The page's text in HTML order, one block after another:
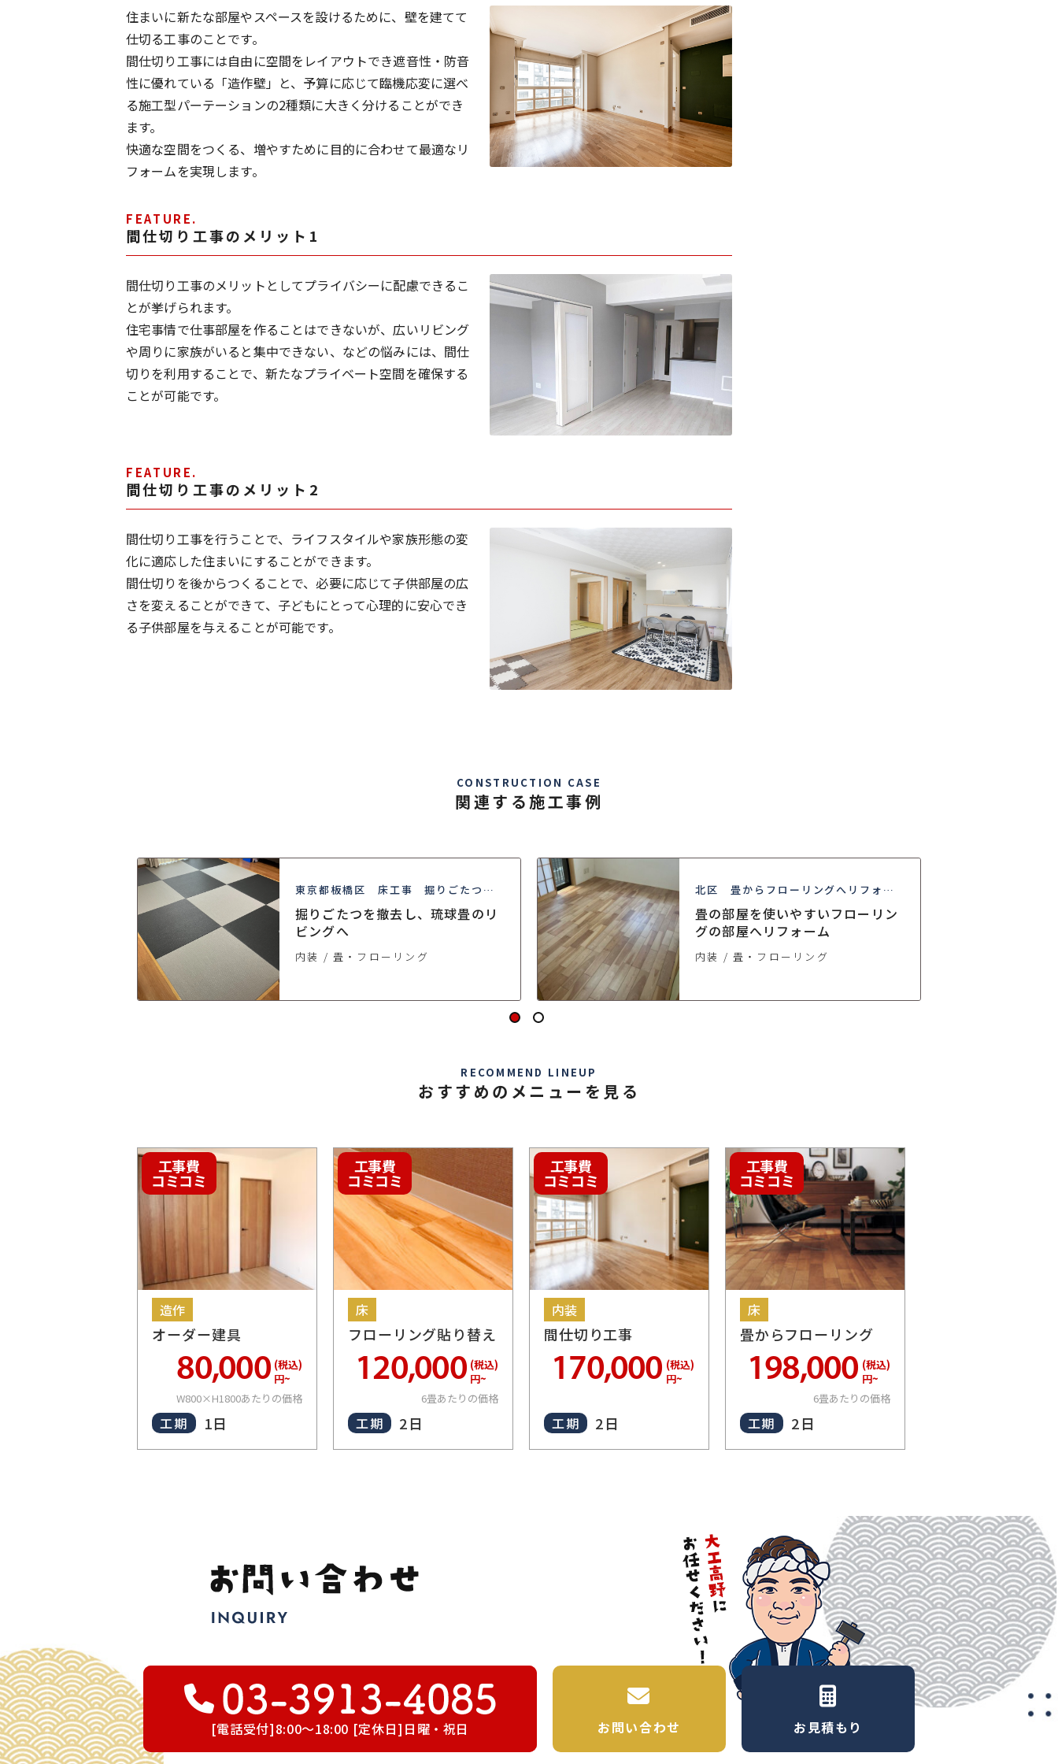
住まいに新たな部屋やスペースを設けるために、壁を建てて
仕切る工事のことです。
間仕切り工事には自由に空間をレイアウトでき遮音性・防音
性に優れている「造作壁」と、予算に応じて臨機応変に選べ
る施工型パーテーションの2種類に大きく分けることができ
ます。
快適な空間をつくる、増やすために目的に合わせて最適なリ
フォームを実現します。
FEATURE.
間仕切り工事のメリット1
間仕切り工事のメリットとしてプライバシーに配慮できるこ
とが挙げられます。
住宅事情で仕事部屋を作ることはできないが、広いリビング
や周りに家族がいると集中できない、などの悩みには、間仕
切りを利用することで、新たなプライベート空間を確保する
ことが可能です。
FEATURE.
間仕切り工事のメリット2
間仕切り工事を行うことで、ライフスタイルや家族形態の変
化に適応した住まいにすることができます。
間仕切りを後からつくることで、必要に応じて子供部屋の広
さを変えることができて、子どもにとって心理的に安心でき
る子供部屋を与えることが可能です。
CONSTRUCTION CASE
関連する施工事例
東京都板橋区 床工事 掘りごたつ撤
去 琉球畳
掘りごたつを撤去し、琉球畳のリ
ビングへ
内装 畳・フローリング
北区 畳からフローリングへリフォー
畳の部屋を使いやすいフローリン
グの部屋へリフォーム
内装 畳・フローリング
RECOMMEND LINEUP
おすすめのメニューを見る
工事費
コミコミ
造作
オーダー建具
80,000 (税込)
円~
W800×H1800あたりの価格
工期 1日
工事費
コミコミ
床
フローリング貼り替え
120,000 (税込)
円~
6畳あたりの価格
工期 2日
工事費
コミコミ
内装
間仕切り工事
170,000 (税込)
円~
工期 2日
工事費
コミコミ
床
畳からフローリング
198,000 (税込)
円~
6畳あたりの価格
工期 2日
[電話受付]8:00～18:00 [定休日]日曜・祝日 お問い合わせ お見積もり